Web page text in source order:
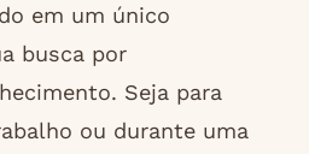
em um único
busca por
Seja para
ou durante uma